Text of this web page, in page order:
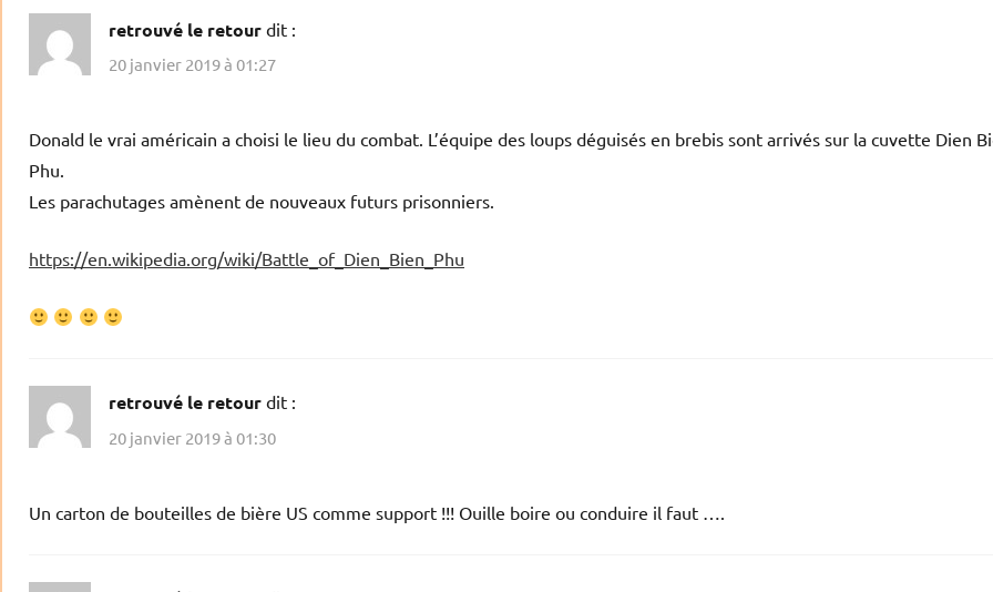
retrouvé le retour dit :
20 janvier 2019 à 01:27
Donald le vrai américain a choisi le lieu du combat. L’équipe des loups déguisés en brebis sont arrivés sur la cuvette Dien
Phu.
Les parachutages amènent de nouveaux futurs prisonniers.
https://en.wikipedia.org/wiki/Battle_of_Dien_Bien_Phu
retrouvé le retour dit :
20 janvier 2019 à 01:30
Un carton de bouteilles de bière US comme support !!! Ouille boire ou conduire il faut ….